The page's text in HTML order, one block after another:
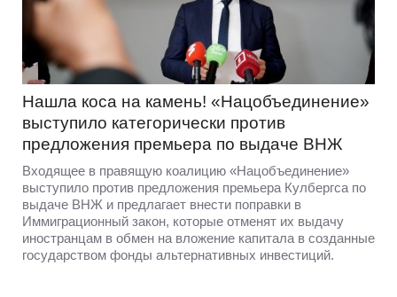
Нашла коса на камень! «Нацобъединение»
выступило категорически против
предложения премьера по выдаче ВНЖ
Входящее в правящую коалицию «Нацобъединение»
выступило против предложения премьера Кулбергса по
выдаче ВНЖ и предлагает внести поправки в
Иммиграционный закон, которые отменят их выдачу
иностранцам в обмен на вложение капитала в созданные
государством фонды альтернативных инвестиций.